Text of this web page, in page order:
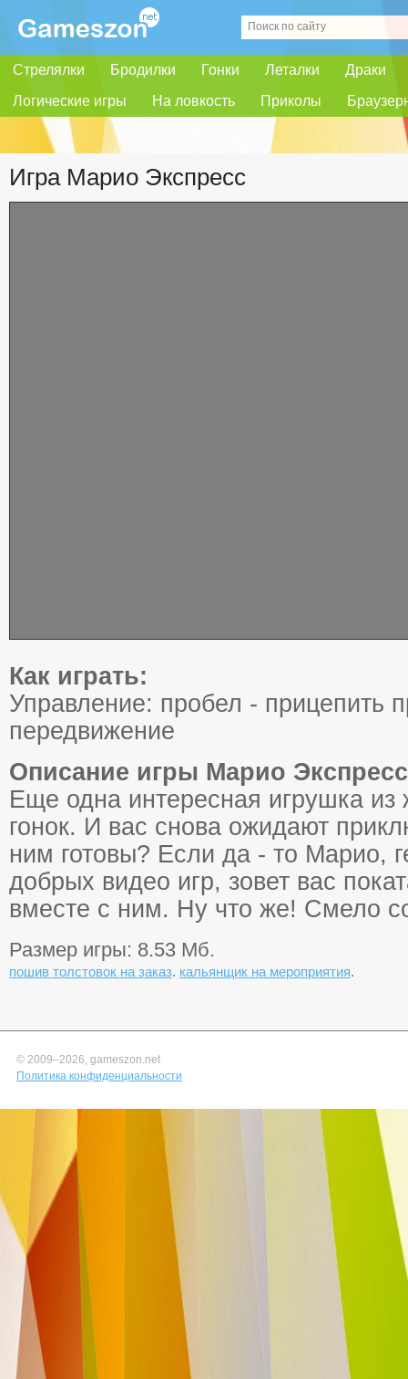
Стрелялки Бродилки Гонки Леталки
Драки
Логические игры
На ловкость Приколы
Игра Марио Экспресс
Как играть:
Управление: пробел - прицепить
передвижение
Описание игры Марио
Еще одна интересная игрушка из
гонок. И вас снова ожидают
ним готовы? Если да - то Марио,
добрых видео игр, зовет вас
вместе с ним. Ну что же! Смело
Размер игры: 8.53 Мб.
пошив толстовок на заказ. кальянщик на мероприятия.
© 2009–2026, gameszon.net
Политика конфиденциальности